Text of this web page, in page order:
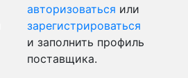
авторизоваться или
зарегистрироваться
и заполнить профиль
поставщика.